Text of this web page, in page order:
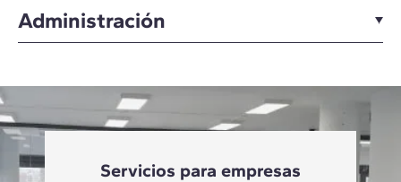
Administración
Servicios para empresas